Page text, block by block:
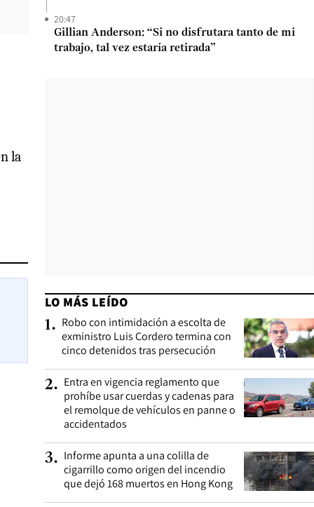
la
20:47
Gillian Anderson: “Si no disfrutara tanto de mi
trabajo, tal vez estaría retirada”
LO MÁS LEÍDO
1. Robo con intimidación a escolta de
exministro Luis Cordero termina con
cinco detenidos tras persecución
2. Entra en vigencia reglamento que
prohíbe usar cuerdas y cadenas para
el remolque de vehículos en panne o
accidentados
3. Informe apunta a una colilla de
cigarrillo como origen del incendio
que dejó 168 muertos en Hong Kong